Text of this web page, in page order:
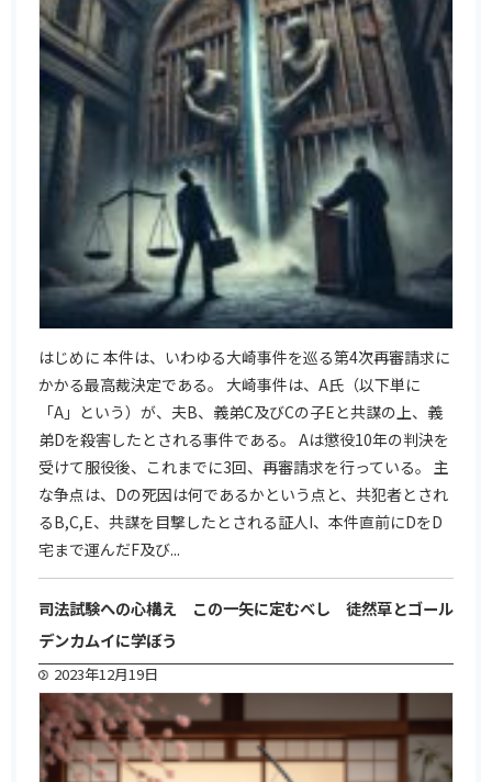
はじめに 本件は、いわゆる大崎事件を巡る第4次再審請求に
かかる最高裁決定である。 大崎事件は、A氏（以下単に
「A」という）が、夫B、義弟C及びCの子Eと共謀の上、義
弟Dを殺害したとされる事件である。 Aは懲役10年の判決を
受けて服役後、これまでに3回、再審請求を行っている。 主
な争点は、Dの死因は何であるかという点と、共犯者とされ
るB,C,E、共謀を目撃したとされる証人I、本件直前にDをD
宅まで運んだF及び...
司法試験への心構え この一矢に定むべし 徒然草とゴール
デンカムイに学ぼう
2023年12月19日